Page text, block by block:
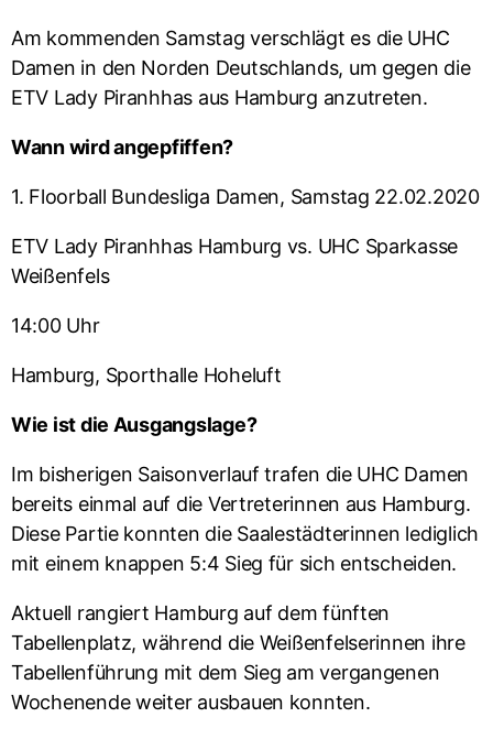
Am kommenden Samstag verschlägt es die UHC
Damen in den Norden Deutschlands, um gegen die
ETV Lady Piranhhas aus Hamburg anzutreten.
Wann wird angepfiffen?
1. Floorball Bundesliga Damen, Samstag 22.02.2020
ETV Lady Piranhhas Hamburg vs. UHC Sparkasse
Weißenfels
14:00 Uhr
Hamburg, Sporthalle Hoheluft
Wie ist die Ausgangslage?
Im bisherigen Saisonverlauf trafen die UHC Damen
bereits einmal auf die Vertreterinnen aus Hamburg.
Diese Partie konnten die Saalestädterinnen lediglich
mit einem knappen 5:4 Sieg für sich entscheiden.
Aktuell rangiert Hamburg auf dem fünften
Tabellenplatz, während die Weißenfelserinnen ihre
Tabellenführung mit dem Sieg am vergangenen
Wochenende weiter ausbauen konnten.